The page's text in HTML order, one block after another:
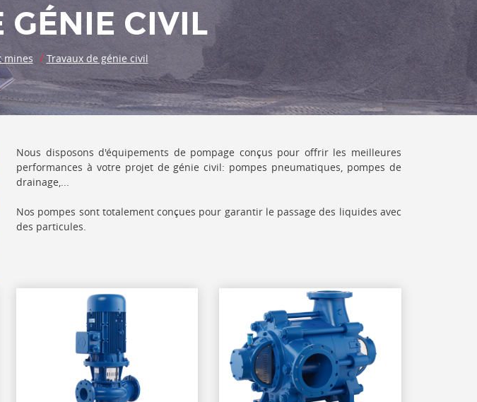
GÉNIE CIVIL
mines Travaux de génie civil
Nous disposons d'équipements de pompage conçus pour offrir les meilleures
performances à votre projet de génie civil: pompes pneumatiques, pompes de
drainage,...
Nos pompes sont totalement conçues pour garantir le passage des liquides avec
des particules.